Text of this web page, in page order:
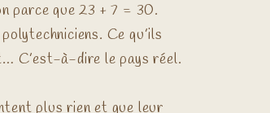
parce que 23 + 7 = 30.
Ce qu’ils
C’est-à-dire le pays réel.
plus rien et que leur